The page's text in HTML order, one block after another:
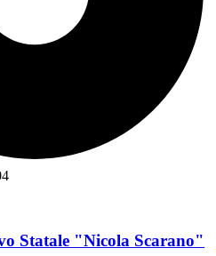
Statale "Nicola Scarano"